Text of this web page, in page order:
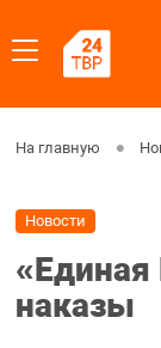
На главную
Новости
«Единая
наказы